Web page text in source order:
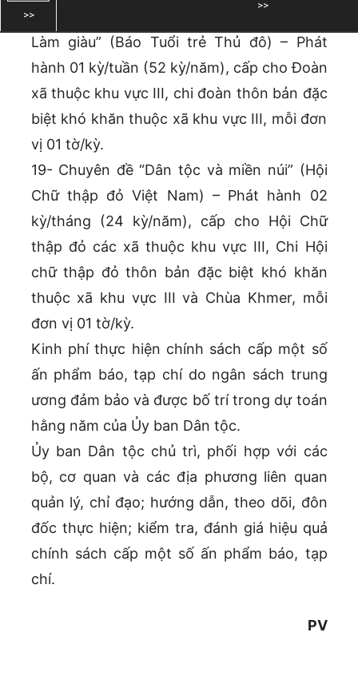
18- Chuyên đề “Thanh niên khởi nghiệp –
Làm giàu” (Báo Tuổi trẻ Thủ đô) – Phát
hành 01 kỳ/tuần (52 kỳ/năm), cấp cho Đoàn
xã thuộc khu vực III, chi đoàn thôn bản đặc
biệt khó khăn thuộc xã khu vực III, mỗi đơn
vị 01 tờ/kỳ.
19- Chuyên đề “Dân tộc và miền núi” (Hội
Chữ thập đỏ Việt Nam) – Phát hành 02
kỳ/tháng (24 kỳ/năm), cấp cho Hội Chữ
thập đỏ các xã thuộc khu vực III, Chi Hội
chữ thập đỏ thôn bản đặc biệt khó khăn
thuộc xã khu vực III và Chùa Khmer, mỗi
đơn vị 01 tờ/kỳ.
Kinh phí thực hiện chính sách cấp một số
ấn phẩm báo, tạp chí do ngân sách trung
ương đảm bảo và được bố trí trong dự toán
hằng năm của Ủy ban Dân tộc.
Ủy ban Dân tộc chủ trì, phối hợp với các
bộ, cơ quan và các địa phương liên quan
quản lý, chỉ đạo; hướng dẫn, theo dõi, đôn
đốc thực hiện; kiểm tra, đánh giá hiệu quả
chính sách cấp một số ấn phẩm báo, tạp
chí.
PV